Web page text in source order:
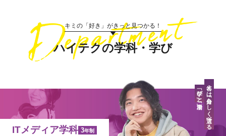
キミの「好き」がきっと見つかる！
ハイテクの学科・学び
ITメディア学科 3年制
答えは「自分らしく」選べる
「学び」と「場所」